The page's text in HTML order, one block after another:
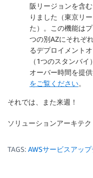
阪リージョンを含
りました（東京リ
た）。この機能は
つの別AZにそれぞ
るデプロイメント
（1つのスタンバ
オーバー時間を提供
をご覧ください。
それでは、また来週！
ソリューションアーキテ
TAGS: AWSサービスアッ